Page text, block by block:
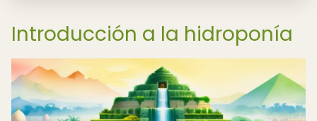
Introducción a la hidroponía